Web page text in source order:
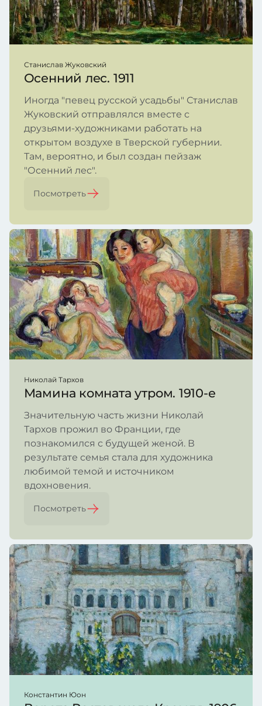
Станислав Жуковский
Осенний лес. 1911
Иногда "певец русской усадьбы" Станислав
Жуковский отправлялся вместе с
друзьями-художниками работать на
открытом воздухе в Тверской губернии.
Там, вероятно, и был создан пейзаж
"Осенний лес".
Посмотреть
Николай Тархов
Мамина комната утром. 1910-е
Значительную часть жизни Николай
Тархов прожил во Франции, где
познакомился с будущей женой. В
результате семья стала для художника
любимой темой и источником
вдохновения.
Посмотреть
Константин Юон